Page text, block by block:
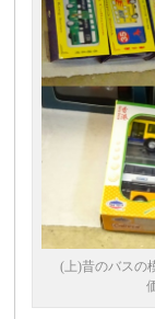
(上)昔のバスの